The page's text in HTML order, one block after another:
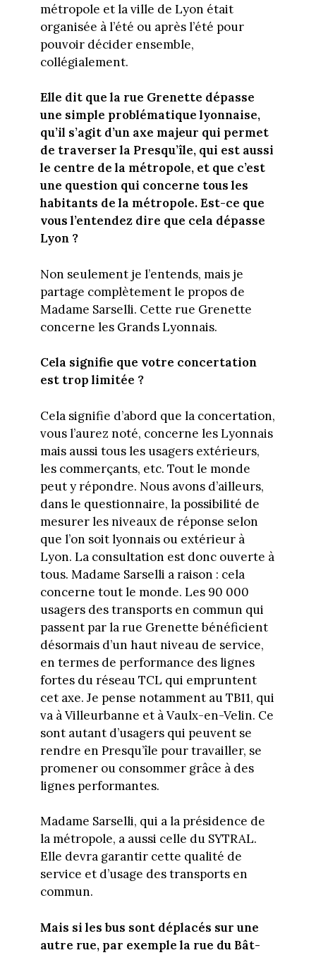
métropole et la ville de Lyon était
organisée à l’été ou après l’été pour
pouvoir décider ensemble,
collégialement.
Elle dit que la rue Grenette dépasse
une simple problématique lyonnaise,
qu’il s’agit d’un axe majeur qui permet
de traverser la Presqu’île, qui est aussi
le centre de la métropole, et que c’est
une question qui concerne tous les
habitants de la métropole. Est-ce que
vous l’entendez dire que cela dépasse
Lyon ?
Non seulement je l’entends, mais je
partage complètement le propos de
Madame Sarselli. Cette rue Grenette
concerne les Grands Lyonnais.
Cela signifie que votre concertation
est trop limitée ?
Cela signifie d’abord que la concertation,
vous l’aurez noté, concerne les Lyonnais
mais aussi tous les usagers extérieurs,
les commerçants, etc. Tout le monde
peut y répondre. Nous avons d’ailleurs,
dans le questionnaire, la possibilité de
mesurer les niveaux de réponse selon
que l’on soit lyonnais ou extérieur à
Lyon. La consultation est donc ouverte à
tous. Madame Sarselli a raison : cela
concerne tout le monde. Les 90 000
usagers des transports en commun qui
passent par la rue Grenette bénéficient
désormais d’un haut niveau de service,
en termes de performance des lignes
fortes du réseau TCL qui empruntent
cet axe. Je pense notamment au TB11, qui
va à Villeurbanne et à Vaulx-en-Velin. Ce
sont autant d’usagers qui peuvent se
rendre en Presqu’île pour travailler, se
promener ou consommer grâce à des
lignes performantes.
Madame Sarselli, qui a la présidence de
la métropole, a aussi celle du SYTRAL.
Elle devra garantir cette qualité de
service et d’usage des transports en
commun.
Mais si les bus sont déplacés sur une
autre rue, par exemple la rue du Bât-